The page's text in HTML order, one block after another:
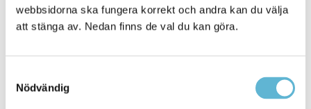
webbsidorna ska fungera korrekt och andra kan du välja
att stänga av. Nedan finns de val du kan göra.
Nödvändig